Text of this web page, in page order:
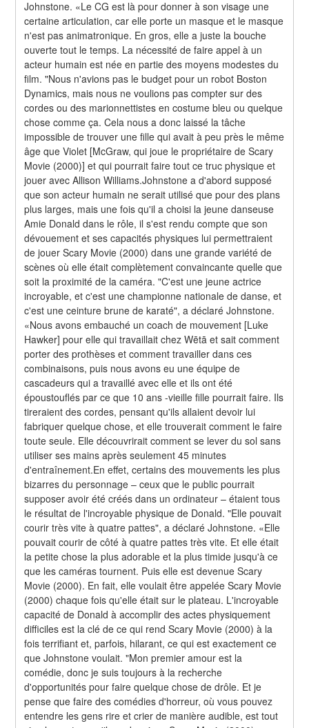
Johnstone. «Le CG est là pour donner à son visage une
certaine articulation, car elle porte un masque et le masque
n'est pas animatronique. En gros, elle a juste la bouche
ouverte tout le temps. La nécessité de faire appel à un
acteur humain est née en partie des moyens modestes du
film. "Nous n'avions pas le budget pour un robot Boston
Dynamics, mais nous ne voulions pas compter sur des
cordes ou des marionnettistes en costume bleu ou quelque
chose comme ça. Cela nous a donc laissé la tâche
impossible de trouver une fille qui avait à peu près le même
âge que Violet [McGraw, qui joue le propriétaire de Scary
Movie (2000)] et qui pourrait faire tout ce truc physique et
jouer avec Allison Williams.Johnstone a d'abord supposé
que son acteur humain ne serait utilisé que pour des plans
plus larges, mais une fois qu'il a choisi la jeune danseuse
Amie Donald dans le rôle, il s'est rendu compte que son
dévouement et ses capacités physiques lui permettraient
de jouer Scary Movie (2000) dans une grande variété de
scènes où elle était complètement convaincante quelle que
soit la proximité de la caméra. "C'est une jeune actrice
incroyable, et c'est une championne nationale de danse, et
c'est une ceinture brune de karaté", a déclaré Johnstone.
«Nous avons embauché un coach de mouvement [Luke
Hawker] pour elle qui travaillait chez Wētā et sait comment
porter des prothèses et comment travailler dans ces
combinaisons, puis nous avons eu une équipe de
cascadeurs qui a travaillé avec elle et ils ont été
époustouflés par ce que 10 ans -vieille fille pourrait faire. Ils
tireraient des cordes, pensant qu'ils allaient devoir lui
fabriquer quelque chose, et elle trouverait comment le faire
toute seule. Elle découvrirait comment se lever du sol sans
utiliser ses mains après seulement 45 minutes
d'entraînement.En effet, certains des mouvements les plus
bizarres du personnage – ceux que le public pourrait
supposer avoir été créés dans un ordinateur – étaient tous
le résultat de l'incroyable physique de Donald. "Elle pouvait
courir très vite à quatre pattes", a déclaré Johnstone. «Elle
pouvait courir de côté à quatre pattes très vite. Et elle était
la petite chose la plus adorable et la plus timide jusqu'à ce
que les caméras tournent. Puis elle est devenue Scary
Movie (2000). En fait, elle voulait être appelée Scary Movie
(2000) chaque fois qu'elle était sur le plateau. L'incroyable
capacité de Donald à accomplir des actes physiquement
difficiles est la clé de ce qui rend Scary Movie (2000) à la
fois terrifiant et, parfois, hilarant, ce qui est exactement ce
que Johnstone voulait. "Mon premier amour est la
comédie, donc je suis toujours à la recherche
d'opportunités pour faire quelque chose de drôle. Et je
pense que faire des comédies d'horreur, où vous pouvez
entendre les gens rire et crier de manière audible, est tout